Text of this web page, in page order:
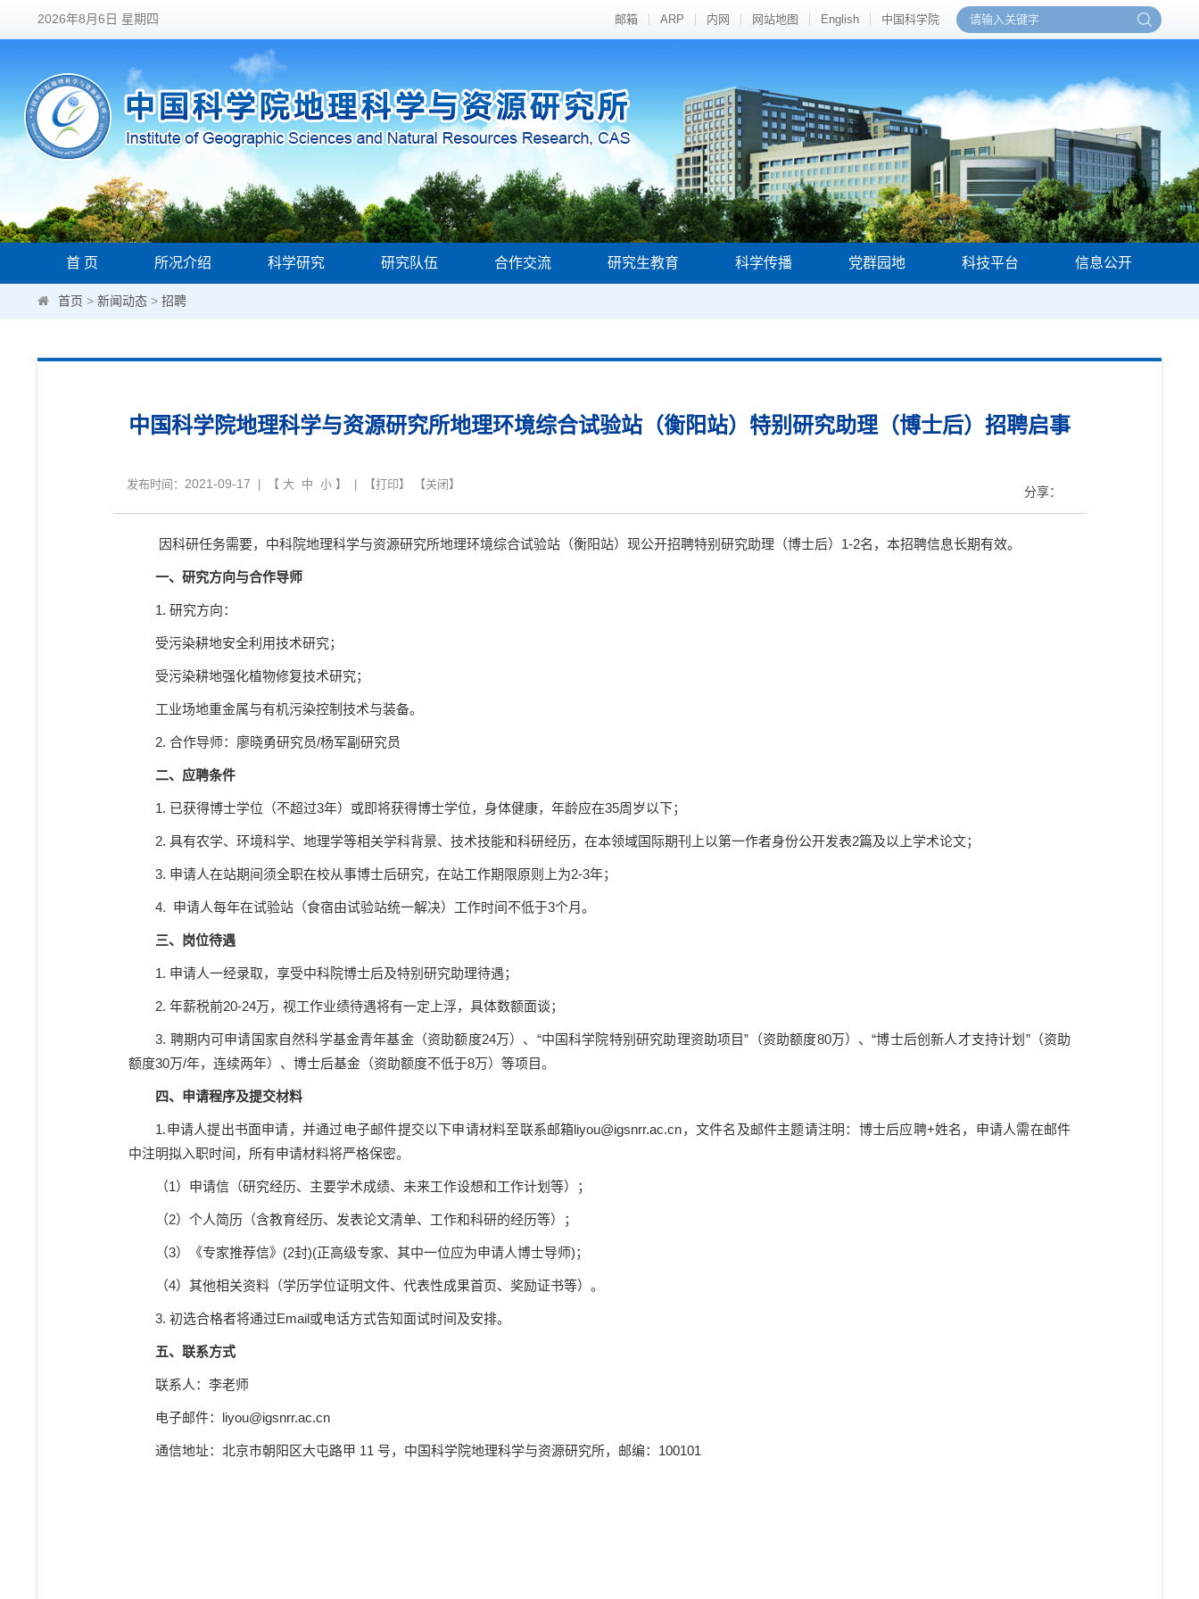
2026年8月6日 星期四 邮箱 ARP 内网 网站地图 English 中国科学院
首 页 所况介绍 科学研究 研究队伍 合作交流 研究生教育 科学传播 党群园地 科技平台 信息公开
首页 > 新闻动态 > 招聘
中国科学院地理科学与资源研究所地理环境综合试验站（衡阳站）特别研究助理（博士后）招聘启事
发布时间： 2021-09-17 | 【 大 中 小 】 | 【打印】 【关闭 】
分享：
因科研任务需要，中科院地理科学与资源研究所地理环境综合试验站（衡阳站）现公开招聘特别研究助理（博士后） 1-2名，本招聘信息长期有效。
一、研究方向与合作导师
1. 研究方向：
受污染耕地安全利用技术研究；
受污染耕地强化植物修复技术研究；
工业场地重金属与有机污染控制技术与装备。
2. 合作导师：廖晓勇研究员/杨军副研究员
二、应聘条件
1. 已获得博士学位（不超过3年）或即将获得博士学位，身体健康，年龄应在35周岁以下；
2. 具有农学、环境科学、地理学等相关学科背景、技术技能和科研经历，在本领域国际期刊上以第一作者身份公开发表2篇及以上学术论文；
3. 申请人在站期间须全职在校从事博士后研究，在站工作期限原则上为2-3年；
4. 申请人每年在试验站（食宿由试验站统一解决）工作时间不低于3个月。
三、岗位待遇
1. 申请人一经录取，享受中科院博士后及特别研究助理待遇；
2. 年薪税前20-24万，视工作业绩待遇将有一定上浮，具体数额面谈；
3. 聘期内可申请国家自然科学基金青年基金（资助额度24万）、 “中国科学院特别研究助理资助项目” （资助额度80万）、“博士后创新人才支持计划 ”（资助
额度30万/年，连续两年）、博士后基金（资助额度不低于8万）等项目。
四、申请程序及提交材料
1.申请人提出书面申请，并通过电子邮件提交以下申请材料至联系邮箱liyou@igsnrr.ac.cn，文件名及邮件主题请注明：博士后应聘+姓名，申请人需在邮件
中注明拟入职时间，所有申请材料将严格保密。
（1）申请信（研究经历、主要学术成绩、未来工作设想和工作计划等）；
（2）个人简历（含教育经历、发表论文清单、工作和科研的经历等）；
（3）《专家推荐信》 (2封)(正高级专家、其中一位应为申请人博士导师)；
（4）其他相关资料（学历学位证明文件、代表性成果首页、奖励证书等）。
3. 初选合格者将通过Email或电话方式告知面试时间及安排。
五、联系方式
联系人：李老师
电子邮件： liyou@igsnrr.ac.cn
通信地址：北京市朝阳区大屯路甲 11 号，中国科学院地理科学与资源研究所，邮编： 100101